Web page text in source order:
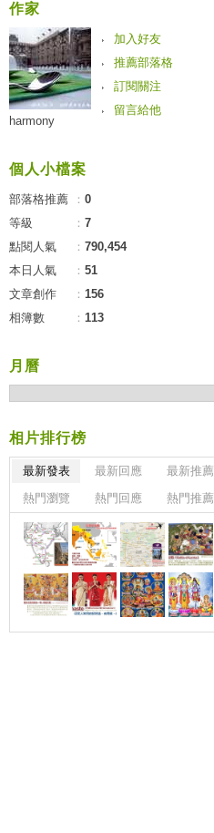
作家
加入好友
推薦部落格
訂閱關注
留言給他
harmony
個人小檔案
部落格推薦 ： 0
等級
： 7
點閱人氣
： 790,454
本日人氣
： 51
文章創作
： 156
相簿數
： 113
月曆
相片排行榜
最新發表 最新回應
最新推薦
熱門瀏覽
熱門回應 熱門推薦